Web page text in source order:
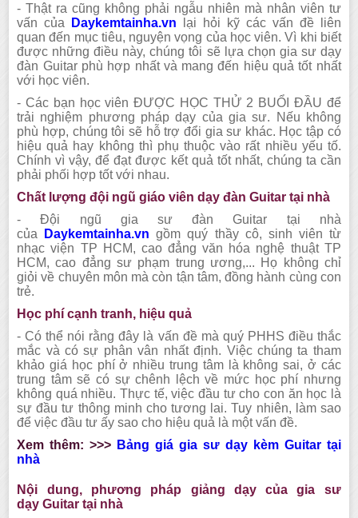
-Thật ra cũng không phải ngẫu nhiên mà nhân viên tư
vấn của
Daykemtainha.vn lại hỏi kỹ các vấn đề liên
quan đến mục tiêu, nguyện vọng của học viên. Vì khi biết
được những điều này, chúng tôi sẽ lựa chọn gia sư dạy
đàn Guitar phù hợp nhất và mang đến hiệu quả tốt nhất
với học viên.
- Các bạn học viên ĐƯỢC HỌC THỬ 2 BUỔI ĐẦU để
trải nghiệm phương pháp dạy của gia sư. Nếu không
phù hợp, chúng tôi sẽ hỗ trợ đổi gia sư khác. Học tập có
hiệu quả hay không thì phụ thuộc vào rất nhiều yếu tố.
Chính vì vậy, để đạt được kết quả tốt nhất, chúng ta cần
phải phối hợp tốt với nhau.
Chất lượng đội ngũ giáo viên dạy đànGuitar tại nhà
-Đội ngũ gia sư đànGuitar tại nhà
của
Daykemtainha.vn gồm quý thầy cô, sinh viên từ
nhạc viện TP HCM, cao đẳng văn hóa nghệ thuật TP
HCM, cao đẳng sư phạm trung ương,... Họ không chỉ
giỏi về chuyên môn mà còn tận tâm, đồng hành cùng con
trẻ.
Học phí cạnh tranh, hiệu quả
-Có thể nói rằng đây là vấn đề mà quý PHHS điều thắc
mắc và có sự phân vân nhất định. Việc chúng ta tham
khảo giá học phí ở nhiều trung tâm là không sai, ở các
trung tâm sẽ có sự chênh lệch về mức học phí nhưng
không quá nhiều. Thực tế, việc đầu tư cho con ăn học là
sự đầu tư thông minh cho tương lai. Tuy nhiên, làm sao
để việc đầu tư ấy sao cho hiệu quả là một vấn đề.
Xem thêm: >>> Bảng giá gia sư dạy kèm Guitartại
nhà
Nội dung, phương pháp giảng dạy của gia sư
dạyGuitar tại nhà